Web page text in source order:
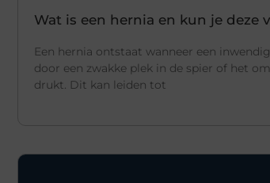
Wat is een hernia en kun je deze
Een hernia ontstaat wanneer een
door een zwakke plek in de spier of het
drukt. Dit kan leiden tot